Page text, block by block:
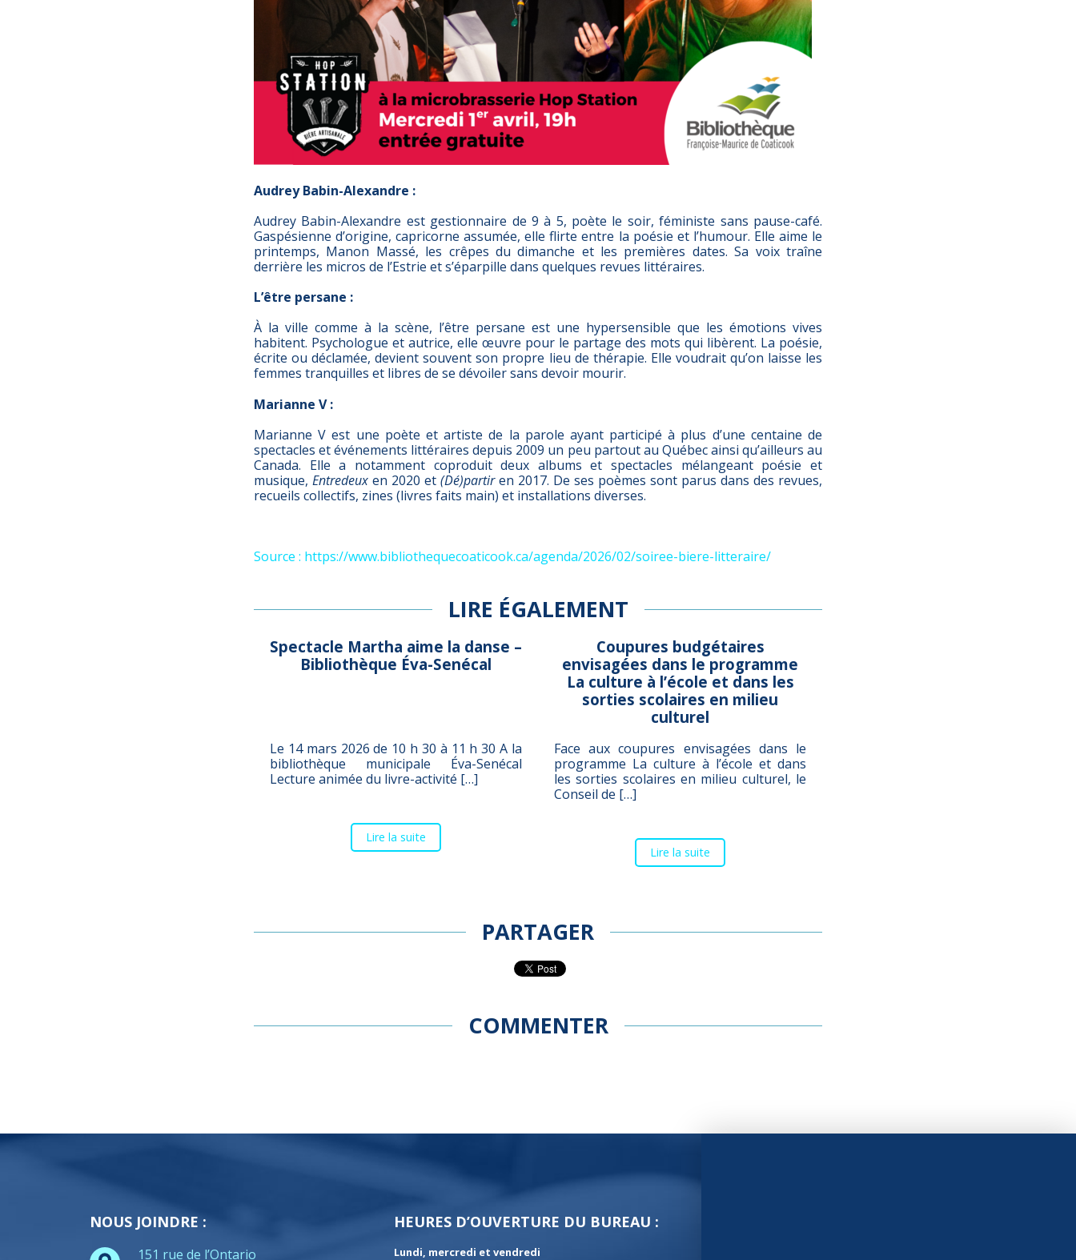
Audrey Babin-Alexandre :
Audrey Babin-Alexandre est gestionnaire de 9 à 5, poète le soir, féministe sans pause-café.
Gaspésienne d’origine, capricorne assumée, elle flirte entre la poésie et l’humour. Elle aime le
printemps, Manon Massé, les crêpes du dimanche et les premières dates. Sa voix traîne
derrière les micros de l’Estrie et s’éparpille dans quelques revues littéraires.
L’être persane :
À la ville comme à la scène, l’être persane est une hypersensible que les émotions vives
habitent. Psychologue et autrice, elle œuvre pour le partage des mots qui libèrent. La poésie,
écrite ou déclamée, devient souvent son propre lieu de thérapie. Elle voudrait qu’on laisse les
femmes tranquilles et libres de se dévoiler sans devoir mourir.
Marianne V :
Marianne V est une poète et artiste de la parole ayant participé à plus d’une centaine de
spectacles et événements littéraires depuis 2009 un peu partout au Québec ainsi qu’ailleurs au
Canada. Elle a notamment coproduit deux albums et spectacles mélangeant poésie et
musique, Entredeux en 2020 et (Dé)partiren 2017. De ses poèmes sont parus dans des revues,
recueils collectifs, zines (livres faits main) et installations diverses.
Source : https://www.bibliothequecoaticook.ca/agenda/2026/02/soiree-biere-litteraire/
LIRE ÉGALEMENT
Spectacle Martha aime la danse –
Bibliothèque Éva-Senécal
Le 14 mars 2026 de 10 h 30 à 11 h 30 A la
bibliothèque municipale Éva-Senécal
Lecture animée du livre-activité […]
Lire la suite
Coupures budgétaires
envisagées dans le programme
La culture à l’école et dans les
sorties scolaires en milieu
culturel
Face aux coupures envisagées dans le
programme La culture à l’école et dans
les sorties scolaires en milieu culturel, le
Conseil de […]
Lire la suite
PARTAGER
COMMENTER
NOUS JOINDRE :
151 rue de l’Ontario
HEURES D’OUVERTURE DU BUREAU :
Lundi, mercredi et vendredi